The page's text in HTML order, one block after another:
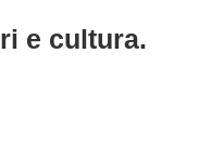
e cultura.